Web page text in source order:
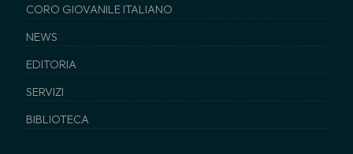
CORO GIOVANILE ITALIANO
NEWS
EDITORIA
SERVIZI
BIBLIOTECA